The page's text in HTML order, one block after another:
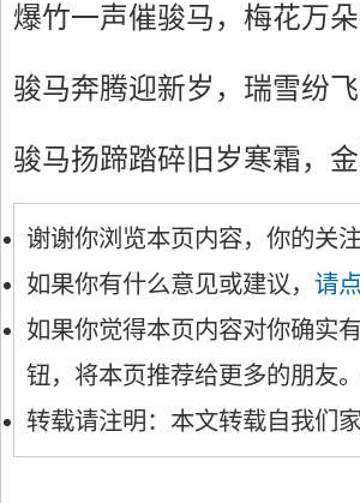
爆竹一声催骏马，梅花万朵
骏马奔腾迎新岁，瑞雪纷飞
骏马扬蹄踏碎旧岁寒霜，
谢谢你浏览本页内容，你的关
如果你有什么意见或建议， 请
如果你觉得本页内容对你确实
钮，将本页推荐给更多的朋友
转载请注明：本文转载自我们